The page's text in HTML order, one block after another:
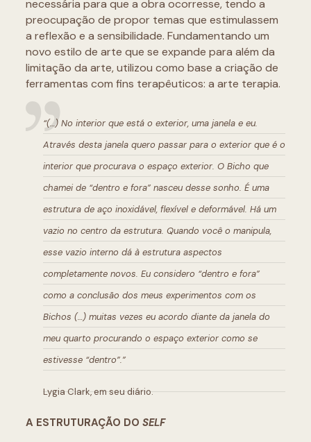
necessária para que a obra ocorresse, tendo a
preocupação de propor temas que estimulassem
a reflexão e a sensibilidade. Fundamentando um
novo estilo de arte que se expande para além da
limitação da arte, utilizou como base a criação de
ferramentas com fins terapêuticos: a arte terapia.
“(…) No interior que está o exterior, uma janela e eu.
Através desta janela quero passar para o exterior que é o
interior que procurava o espaço exterior. O Bicho que
chamei de “dentro e fora” nasceu desse sonho. É uma
estrutura de aço inoxidável, flexível e deformável. Há um
vazio no centro da estrutura. Quando você o manipula,
esse vazio interno dá à estrutura aspectos
completamente novos. Eu considero “dentro e fora”
como a conclusão dos meus experimentos com os
Bichos (…) muitas vezes eu acordo diante da janela do
meu quarto procurando o espaço exterior como se
estivesse “dentro”.”
Lygia Clark, em seu diário.
A ESTRUTURAÇÃO DO SELF